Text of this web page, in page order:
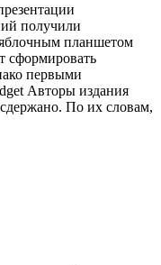
получили
планшетом
сформировать
первыми
Авторы издания
По их словам,